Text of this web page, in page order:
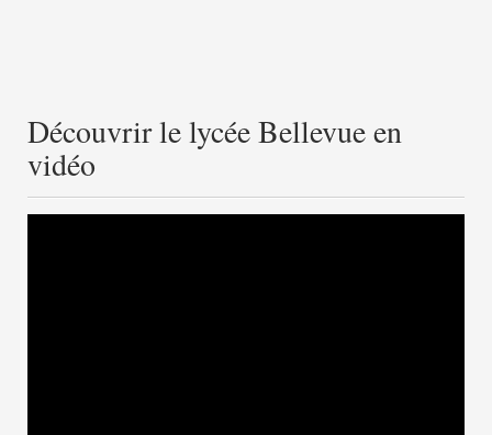
Découvrir le lycée Bellevue en
vidéo